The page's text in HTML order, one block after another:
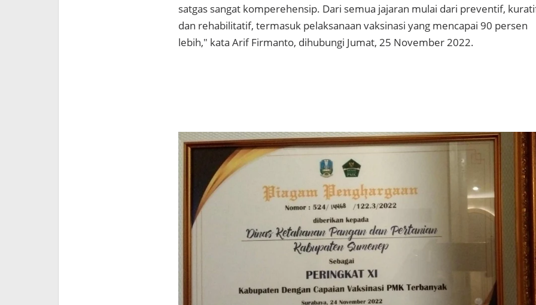
satgas sangat komperehensip. Dari semua jajaran mulai dari preventif,
dan rehabilitatif, termasuk pelaksanaan vaksinasi yang mencapai 90 persen
lebih," kata Arif Firmanto, dihubungi Jumat, 25 November 2022.